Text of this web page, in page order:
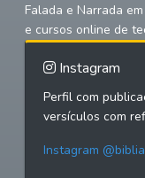
Falada e Narrada
e cursos online de
Instagram
Perfil com
versículos com
Instagram